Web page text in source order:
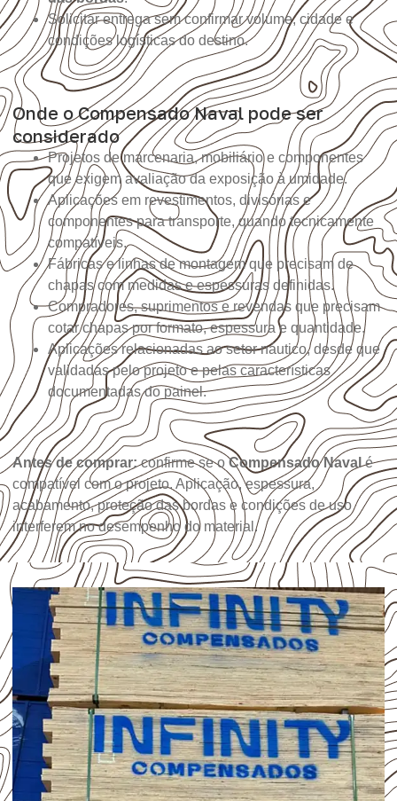
Solicitar entrega sem confirmar volume, cidade e
condições logísticas do destino.
Onde o Compensado Naval pode ser
considerado
Projetos de marcenaria, mobiliário e componentes
que exigem avaliação da exposição à umidade.
Aplicações em revestimentos, divisórias e
componentes para transporte, quando tecnicamente
compatíveis.
Fábricas e linhas de montagem que precisam de
chapas com medidas e espessuras definidas.
Compradores, suprimentos e revendas que precisam
cotar chapas por formato, espessura e quantidade.
Aplicações relacionadas ao setor náutico, desde que
validadas pelo projeto e pelas características
documentadas do painel.
Antes de comprar:confirme se oCompensado Navalé
compatível com o projeto. Aplicação, espessura,
acabamento, proteção das bordas e condições de uso
interferem no desempenho do material.